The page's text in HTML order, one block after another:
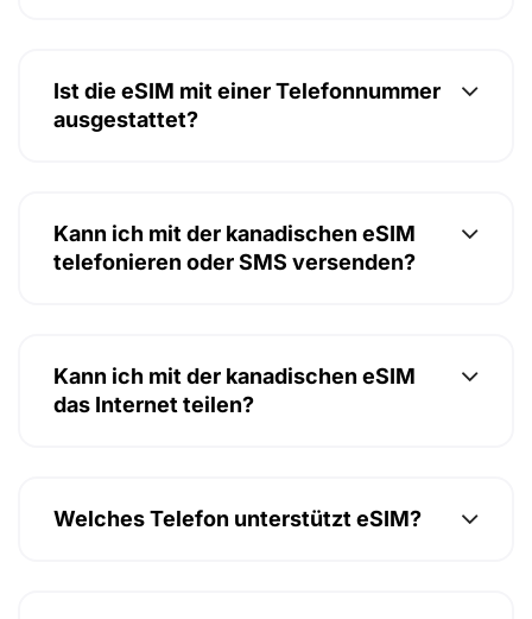
Ist die eSIM mit einer Telefonnummer
ausgestattet?
Kann ich mit der kanadischen eSIM
telefonieren oder SMS versenden?
Kann ich mit der kanadischen eSIM
das Internet teilen?
Welches Telefon unterstützt eSIM?